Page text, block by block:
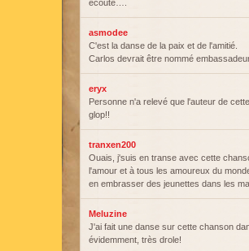
écoute….
asmodee
C'est la danse de la paix et de l'amitié.
Carlos devrait être nommé
eryx
Personne n'a relevé que l'auteur de
glop!!
tranxen200
Ouais, j'suis en transe avec cette
l'amour et à tous les amoureux du
en embrasser des jeunettes dans les
Meluzine
J'ai fait une danse sur cette chanson
évidemment, très drole!